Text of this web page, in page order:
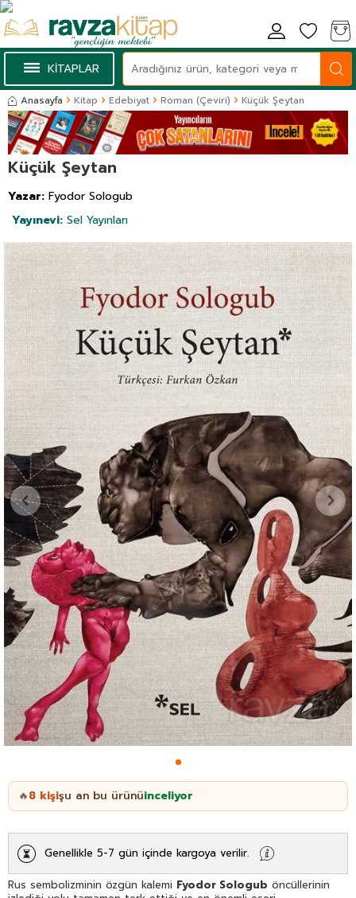
KİTAPLAR
Anasayfa Kitap Edebiyat Roman (Çeviri) Küçük Şeytan
Küçük Şeytan
Yazar: Fyodor Sologub
Yayınevi: Sel Yayınları
🔥8 kişişu an bu ürünüinceliyor
Genellikle 5-7 gün içinde kargoya verilir.
Rus sembolizminin özgün kalemi Fyodor Sologub öncüllerinin